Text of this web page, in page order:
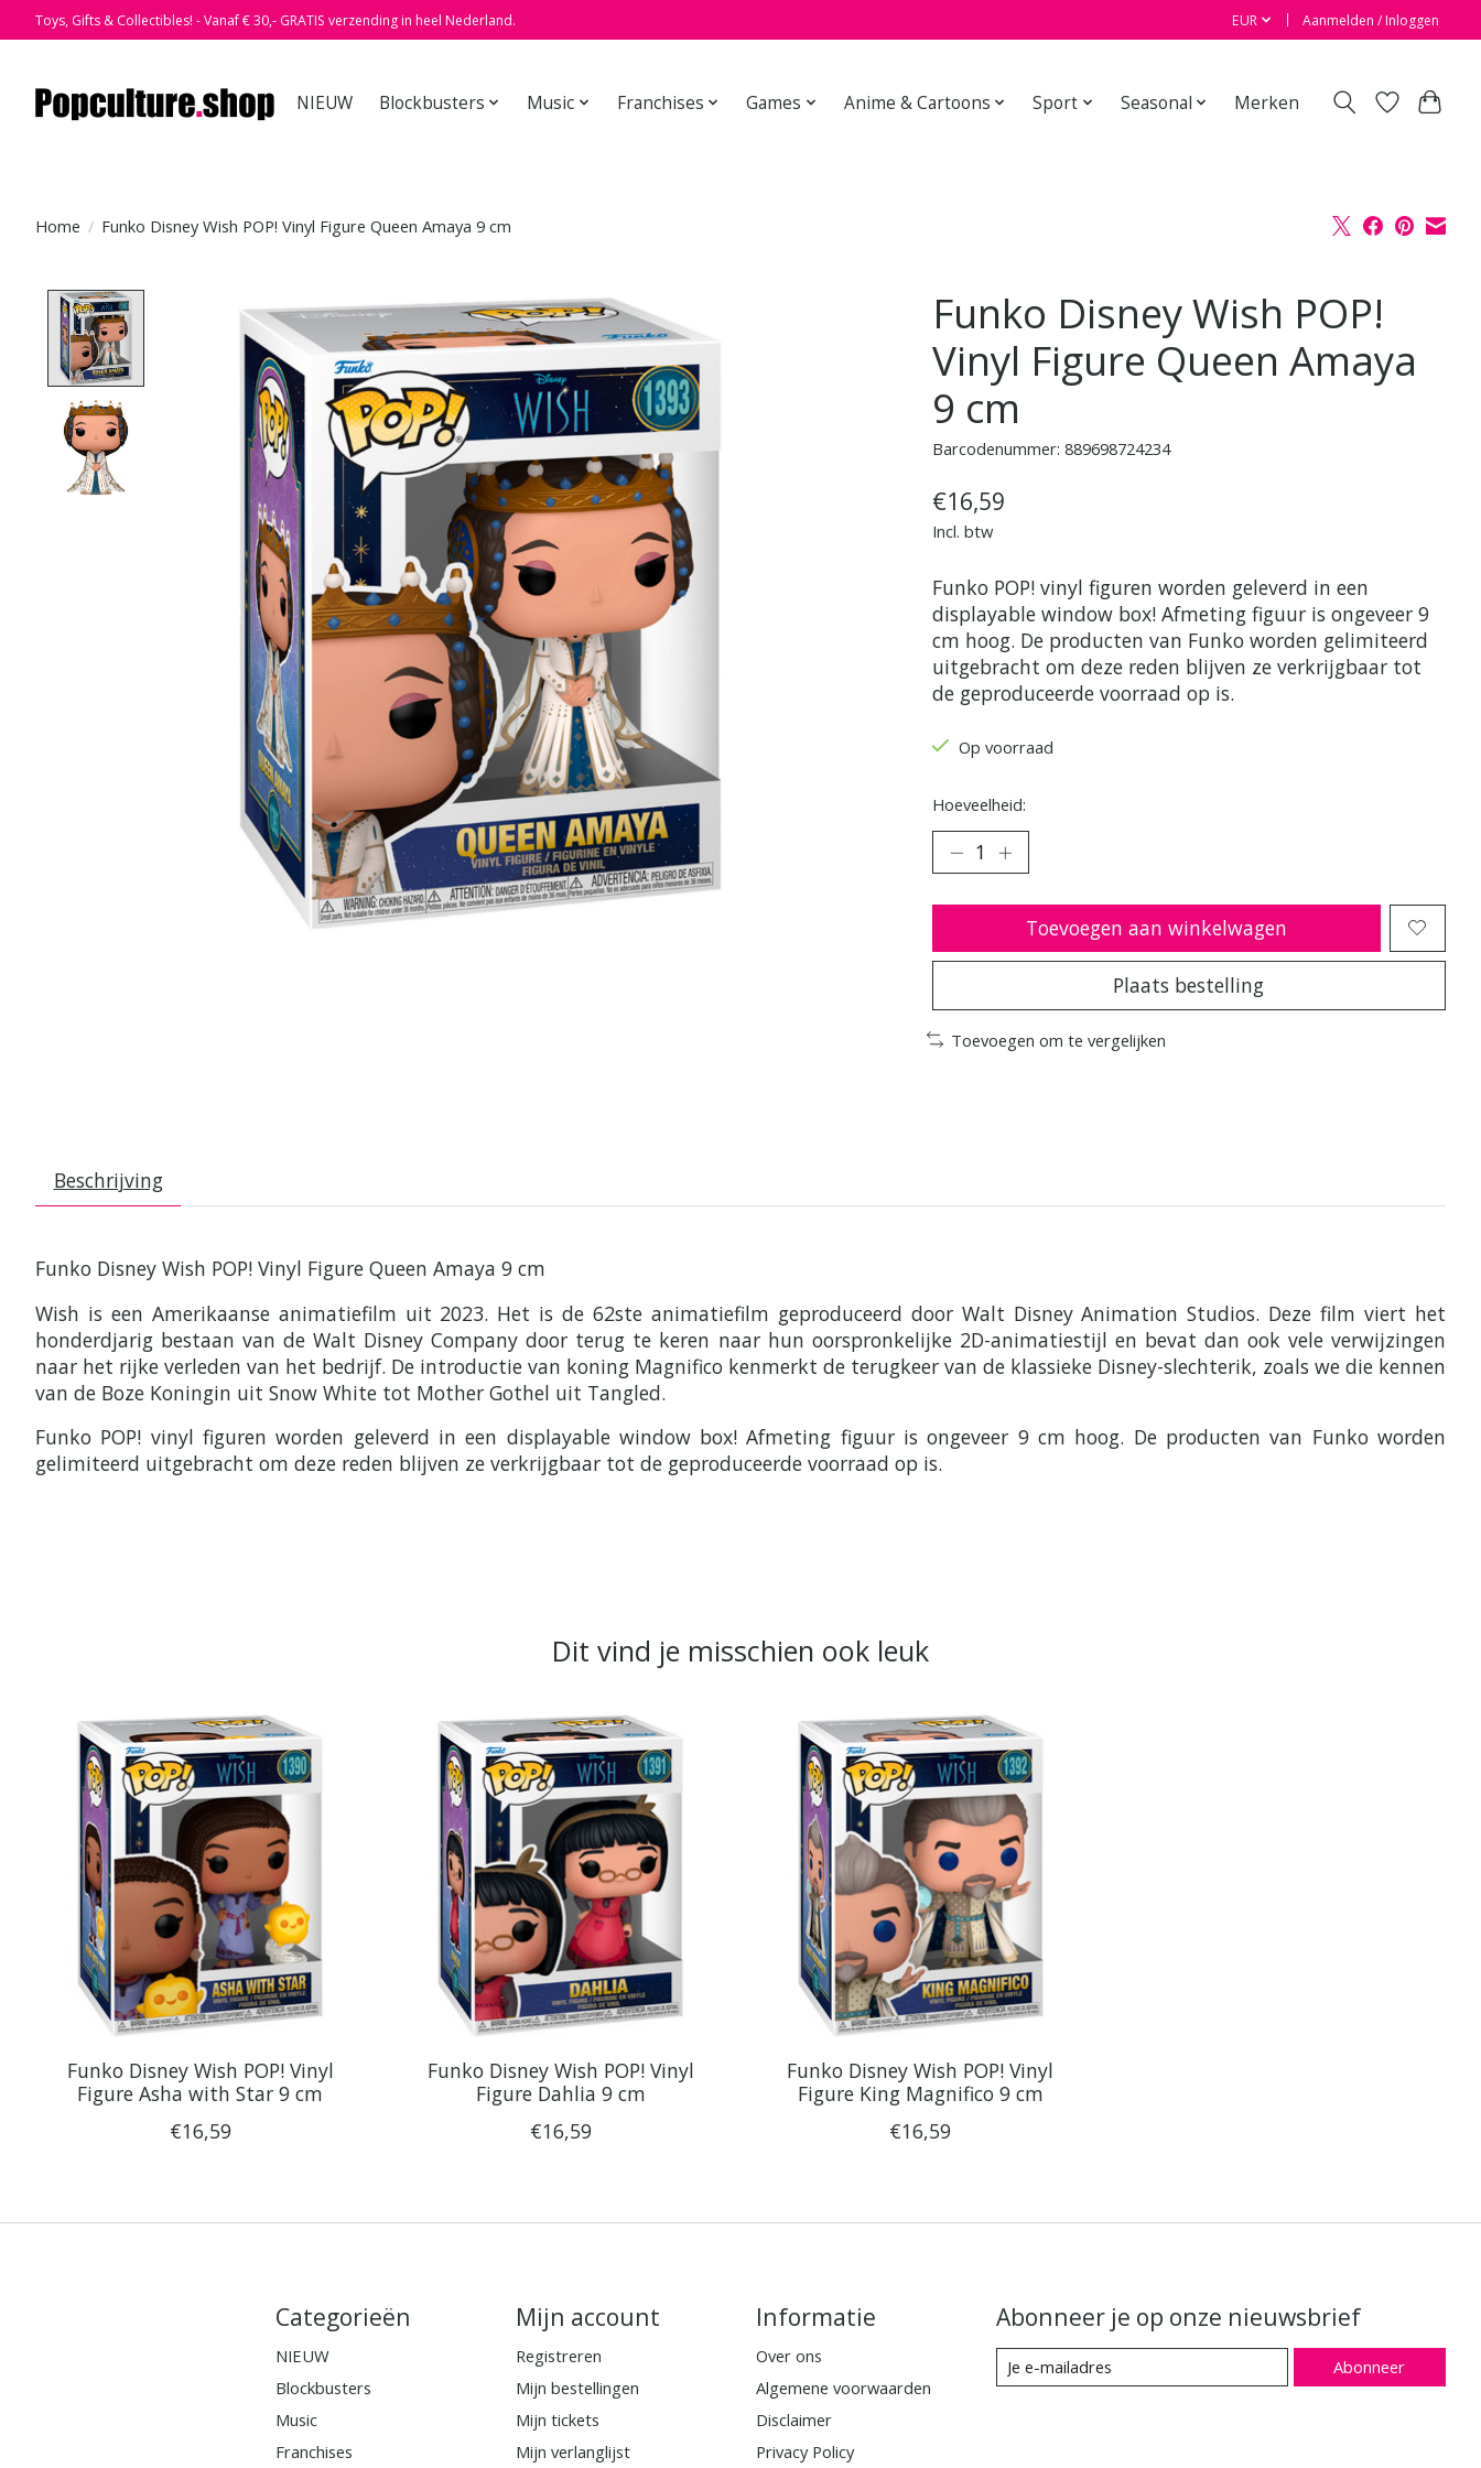
Toys, Gifts & Collectibles! - Vanaf € 30,- GRATIS verzending in heel Nederland. EUR Aanmelden / Inloggen
NIEUW Blockbusters Music Franchises Games Anime & Cartoons Sport Seasonal Merken
Home / Funko Disney Wish POP! Vinyl Figure Queen Amaya 9 cm
Product image slideshow Items
Funko Disney Wish POP!
Vinyl Figure Queen Amaya
9 cm
Barcodenummer: 889698724234
€16,59
Incl. btw
Funko POP! vinyl figuren worden geleverd in een
displayable window box! Afmeting figuur is ongeveer 9
cm hoog. De producten van Funko worden gelimiteerd
uitgebracht om deze reden blijven ze verkrijgbaar tot
de geproduceerde voorraad op is.
Op voorraad
Hoeveelheid:
Toevoegen aan winkelwagen
Plaats bestelling
Toevoegen om te vergelijken
Beschrijving
Funko Disney Wish POP! Vinyl Figure Queen Amaya 9 cm
Wish is een Amerikaanse animatiefilm uit 2023. Het is de 62ste animatiefilm geproduceerd door Walt Disney Animation Studios. Deze film viert het
honderdjarig bestaan van de Walt Disney Company door terug te keren naar hun oorspronkelijke 2D-animatiestijl en bevat dan ook vele verwijzingen
naar het rijke verleden van het bedrijf. De introductie van koning Magnifico kenmerkt de terugkeer van de klassieke Disney-slechterik, zoals we die kennen
van de Boze Koningin uit Snow White tot Mother Gothel uit Tangled.
Funko POP! vinyl figuren worden geleverd in een displayable window box! Afmeting figuur is ongeveer 9 cm hoog. De producten van Funko worden
gelimiteerd uitgebracht om deze reden blijven ze verkrijgbaar tot de geproduceerde voorraad op is.
Dit vind je misschien ook leuk
Items van productcarrousel
Funko Disney Wish POP! Vinyl
Figure Asha with Star 9 cm
€16,59
Funko Disney Wish POP! Vinyl
Figure Dahlia 9 cm
€16,59
Funko Disney Wish POP! Vinyl
Figure King Magnifico 9 cm
€16,59
Categorieën
NIEUW
Blockbusters
Music
Franchises
Mijn account
Registreren
Mijn bestellingen
Mijn tickets
Mijn verlanglijst
Informatie
Over ons
Algemene voorwaarden
Disclaimer
Privacy Policy
Abonneer je op onze nieuwsbrief
Abonneer